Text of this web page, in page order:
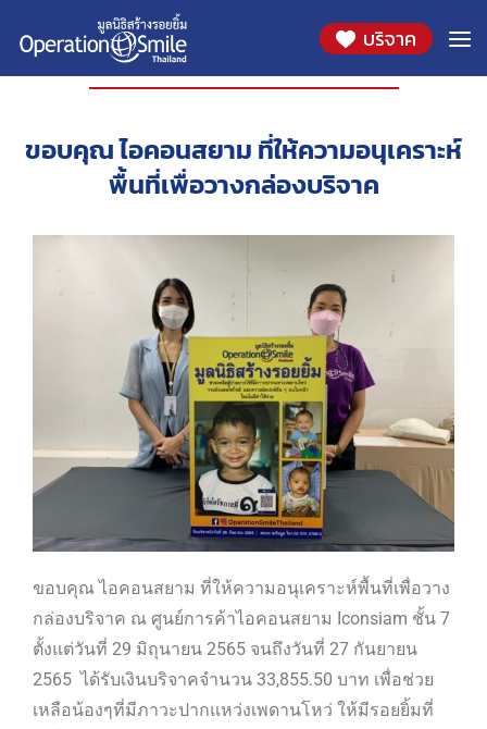
บริจาค
องค์กรที่ร่วมสนับสนุน
ขอบคุณ ไอคอนสยาม ที่ให้ความอนุเคราะห์
พื้นที่เพื่อวางกล่องบริจาค
ขอบคุณ ไอคอนสยาม ที่ให้ความอนุเคราะห์พื้นที่เพื่อวาง
กล่องบริจาค ณ ศูนย์การค้าไอคอนสยาม Iconsiam ชั้น 7
ตั้งแต่วันที่ 29 มิถุนายน 2565 จนถึงวันที่ 27 กันยายน
2565 ได้รับเงินบริจาคจำนวน 33,855.50 บาท เพื่อช่วย
เหลือน้องๆที่มีภาวะปากแหว่งเพดานโหว่ ให้มีรอยยิ้มที่